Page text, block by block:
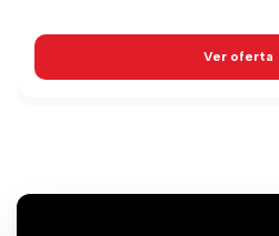
Ver oferta